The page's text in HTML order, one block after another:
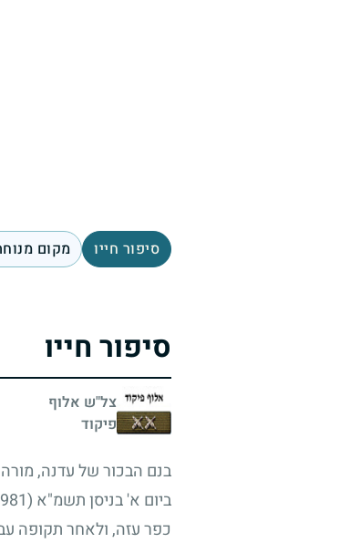
סיפור חייו מקום
סיפור חייו
צל"ש אלוף
פיקוד
בנם הבכור של עדנה, מורה
ביום א' בניסן תשמ"א (4.4.1981)
כפר עזה, ולאחר תקופה